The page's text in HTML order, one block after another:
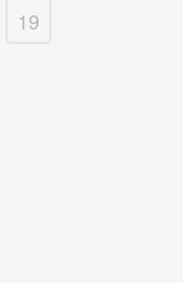
19